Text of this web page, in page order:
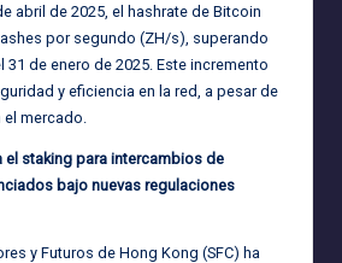
abril de 2025, el hashrate de Bitcoin
por segundo (ZH/s), superando
31 de enero de 2025. Este incremento
y eficiencia en la red, a pesar de
mercado.
el staking para intercambios de
bajo nuevas regulaciones
y Futuros de Hong Kong (SFC) ha